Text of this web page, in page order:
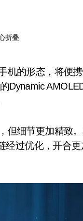
折叠
Dynamic
细节更加精致
经过优化，开合